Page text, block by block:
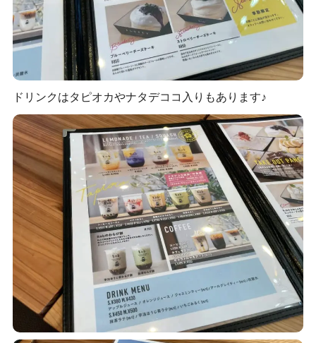
ドリンクはタピオカやナタデココ入りもあります♪